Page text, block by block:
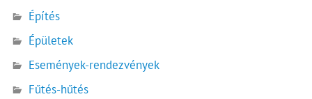
Építés
Épületek
Események-rendezvények
Fűtés-hűtés